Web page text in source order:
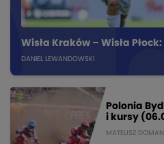
Wisła Kraków – Wisła
DANIEL LEWANDOWSKI
Polonia
i kursy
MATEUSZ